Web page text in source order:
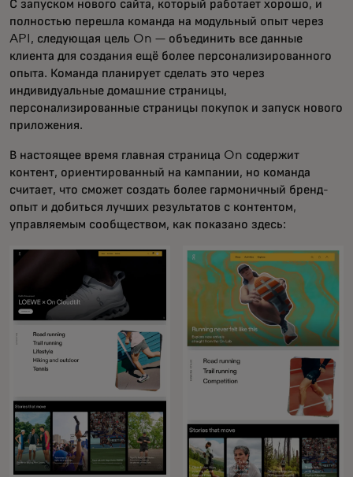
С запуском нового сайта, который работает хорошо, и
полностью перешла команда на модульный опыт через
API, следующая цель On — объединить все данные
клиента для создания ещё более персонализированного
опыта. Команда планирует сделать это через
индивидуальные домашние страницы,
персонализированные страницы покупок и запуск нового
приложения.
В настоящее время главная страница On содержит
контент, ориентированный на кампании, но команда
считает, что сможет создать более гармоничный бренд-
опыт и добиться лучших результатов с контентом,
управляемым сообществом, как показано здесь: